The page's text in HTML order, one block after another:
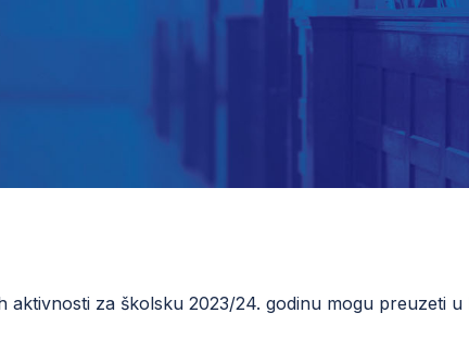
za školsku 2023/24. godinu mogu preuzeti u